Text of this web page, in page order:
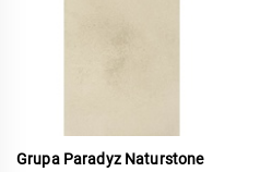
Grupa Paradyz Naturstone